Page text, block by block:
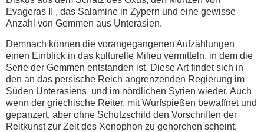
Evageras II , das Salamine in Zypern und eine gewisse
Anzahl von Gemmen aus Unterasien.
Demnach können die vorangegangenen Aufzählungen
einen Einblick in das kulturelle Milieu vermitteln, in dem die
Serie der Gemmen entstanden ist. Diese Art findet sich in
den an das persische Reich angrenzenden Regierung im
Süden Unterasiens und im nördlichen Syrien wieder. Auch
wenn der griechische Reiter, mit Wurfspießen bewaffnet und
gepanzert, aber ohne Schutzschild den Vorschriften der
Reitkunst zur Zeit des Xenophon zu gehorchen scheint,